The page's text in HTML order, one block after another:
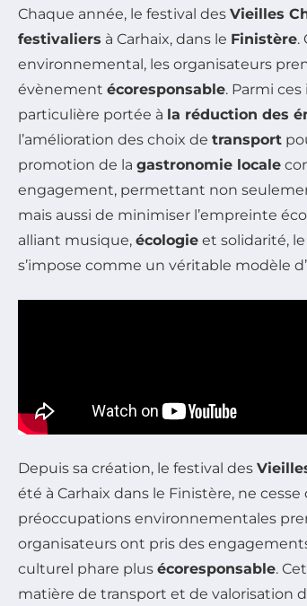
Chaque année, le festival des Vieilles
festivaliers à Carhaix, dans le Finistère.
environnemental, les organisateurs
évènement écoresponsable. Parmi
particulière portée à la réduction des
l’amélioration des choix de transport
promotion de la gastronomie locale
engagement, permettant non
mais aussi de minimiser l’empreinte
alliant musique, écologie et solidarité,
s’impose comme un véritable modèle
Depuis sa création, le festival des
été à Carhaix dans le Finistère, ne
préoccupations environnementales
organisateurs ont pris des
culturel phare plus écoresponsable.
matière de transport et de valorisation